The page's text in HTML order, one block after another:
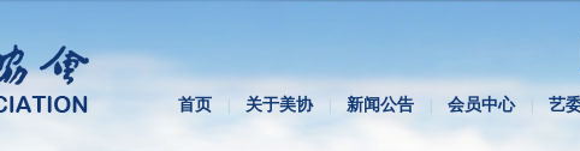
首页 关于美协 新闻公告 会员中心 艺